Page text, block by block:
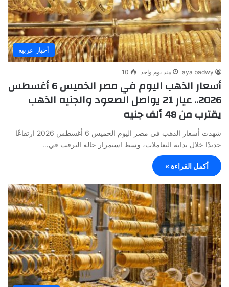
أخبار عربية
aya badwy منذ يوم واحد 10
أسعار الذهب اليوم في مصر الخميس 6 أغسطس
2026.. عيار 21 يواصل الصعود والجنيه الذهب
يقترب من 48 ألف جنيه
شهدت أسعار الذهب في مصر اليوم الخميس 6 أغسطس 2026 ارتفاعًا
جديدًا خلال بداية التعاملات، وسط استمرار حالة الترقب في…
أكمل القراءة »